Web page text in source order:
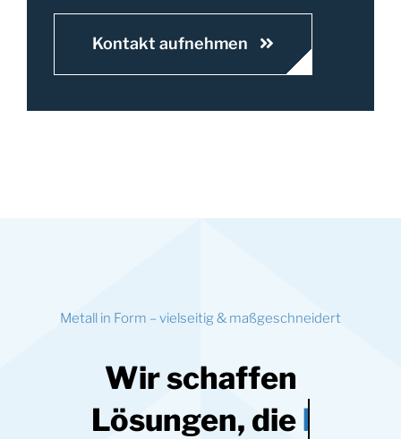
Kontakt aufnehmen
Metall in Form – vielseitig & maßgeschneidert
Wir schaffen
Lösungen, die